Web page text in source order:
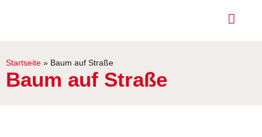
Startseite » Baum auf Straße
Baum auf Straße